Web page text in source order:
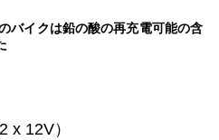
バイクは鉛の酸の再充電可能の含
x 12V）